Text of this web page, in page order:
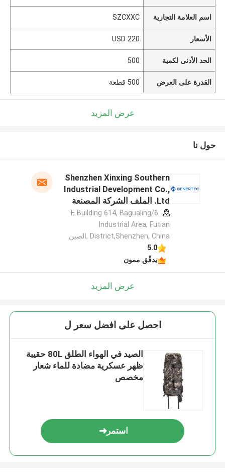
اسم العلامة التجارية SZCXXC
الأسعار USD 220
الحد الأدنى لكمية 500
القدرة على العرض 500 قطعة
عرض المزيد
حول نا
Shenzhen Xinxing Southern
Industrial Development Co.,
Ltd. الملف الشركة المصنعة
6/F, Building 614, Bagualing
Industrial Area, Futian
District,Shenzhen, China ,الصين
5.0
يدقّق ممون
عرض المزيد
احصل على افضل سعر ل
الصيد في الهواء الطلق 80L حقيبة
ظهر عسكرية مضادة للماء شعار
مخصص
استمر